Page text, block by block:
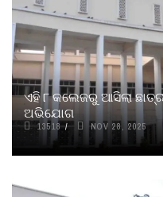
ଏହି ୮ କଲେଜରୁ ଆସିଲା
ଅଭିଯୋଗ
13518 NOV 28, 2025